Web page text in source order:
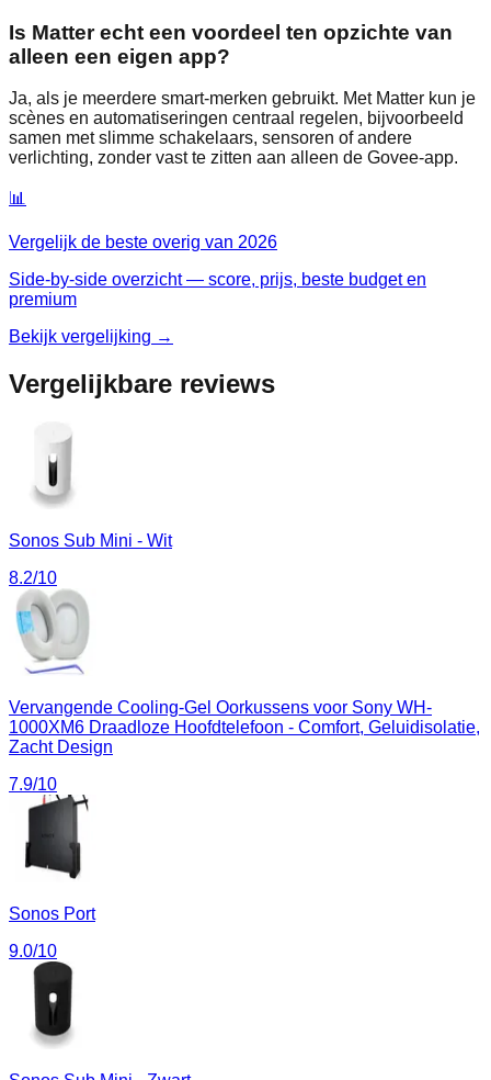
Is Matter echt een voordeel ten opzichte van
alleen een eigen app?
Ja, als je meerdere smart‑merken gebruikt. Met Matter kun je
scènes en automatiseringen centraal regelen, bijvoorbeeld
samen met slimme schakelaars, sensoren of andere
verlichting, zonder vast te zitten aan alleen de Govee‑app.
📊
Vergelijk de beste overig van 2026
Side-by-side overzicht — score, prijs, beste budget en
premium
Bekijk vergelijking →
Vergelijkbare reviews
Sonos Sub Mini - Wit
8.2/10
Vervangende Cooling-Gel Oorkussens voor Sony WH-
1000XM6 Draadloze Hoofdtelefoon - Comfort, Geluidisolatie,
Zacht Design
7.9/10
Sonos Port
9.0/10